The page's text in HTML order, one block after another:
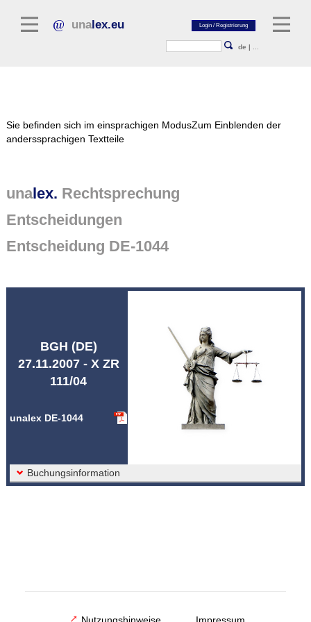
unalex.eu
de |
Normtexte
Rechtsprechung
Sie befinden sich im einsprachigen ModusZum Einblenden der
anderssprachigen Textteile
unalex. Rechtsprechung
Entscheidungen
Entscheidung DE-1044
BGH (DE)
27.11.2007 - X ZR
111/04
unalex DE-1044
Buchungsinformation
Nutzungshinweise Impressum